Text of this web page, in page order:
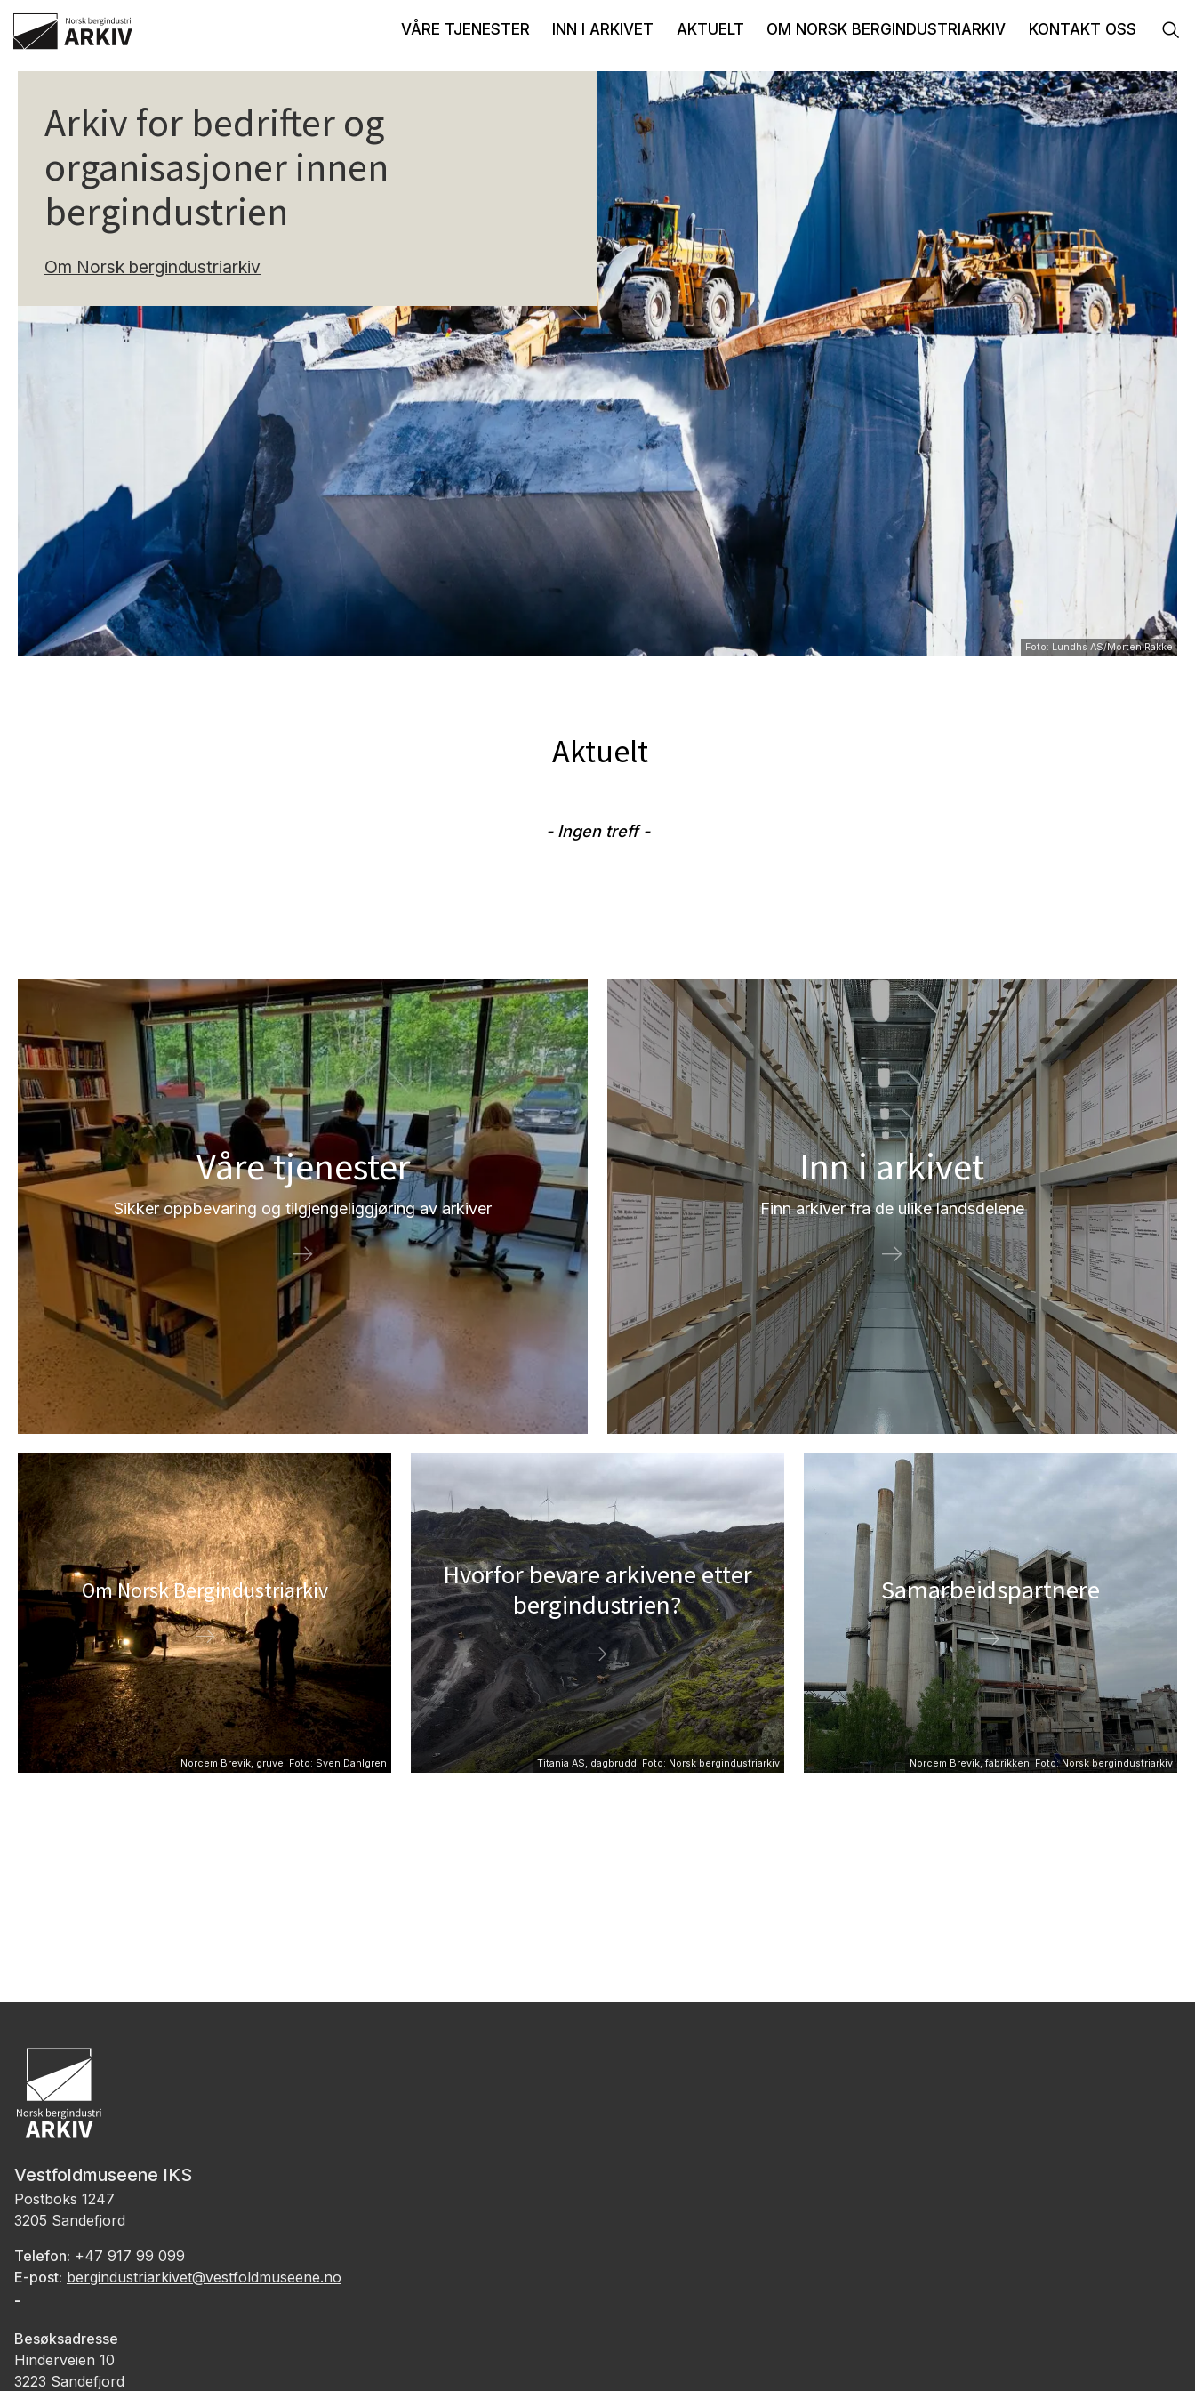
VÅRE TJENESTER INN I ARKIVET AKTUELT OM NORSK BERGINDUSTRIARKIV KONTAKT OSS
Foto: Lundhs AS/Morten Rakke
Arkiv for bedrifter og
organisasjoner innen
bergindustrien
Om Norsk bergindustriarkiv
Aktuelt
- Ingen treff -
Våre tjenester
Sikker oppbevaring og tilgjengeliggjøring av arkiver
Inn i arkivet
Finn arkiver fra de ulike landsdelene
Norcem Brevik, gruve. Foto: Sven Dahlgren
Om Norsk Bergindustriarkiv
Titania AS, dagbrudd. Foto: Norsk bergindustriarkiv
Hvorfor bevare arkivene etter
bergindustrien?
Norcem Brevik, fabrikken. Foto: Norsk bergindustriarkiv
Samarbeidspartnere
Vestfoldmuseene IKS
Postboks 1247
3205 Sandefjord
Telefon: +47 917 99 099
E-post: bergindustriarkivet@vestfoldmuseene.no
-
Besøksadresse
Hinderveien 10
3223 Sandefjord